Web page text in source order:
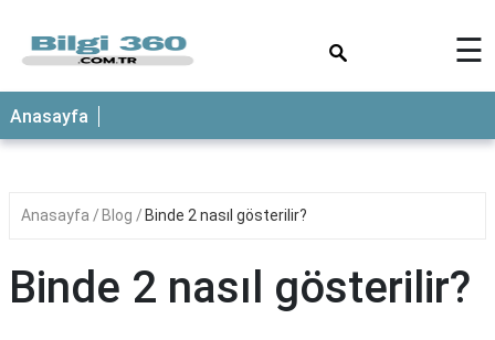
ANASAYFA
☰
Anasayfa
Anasayfa Blog Binde 2 nasıl gösterilir?
Binde 2 nasıl gösterilir?